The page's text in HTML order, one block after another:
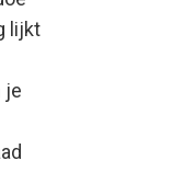
lijkt
je